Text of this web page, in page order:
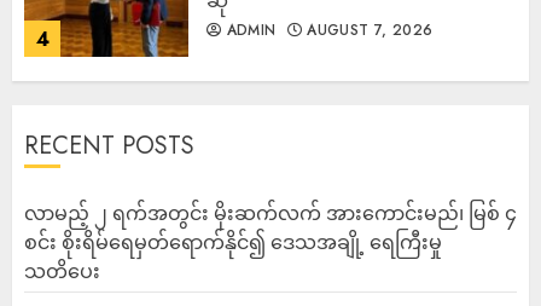
4 ADMIN AUGUST 7, 2026
RECENT POSTS
လာမည့် ၂ ရက်အတွင်း မိုးဆက်လက် အားကောင်းမည်၊ မြစ် ၄
စင်း စိုးရိမ်ရေမှတ်ရောက်နိုင်၍ ဒေသအချို့ ရေကြီးမှု
သတိပေး